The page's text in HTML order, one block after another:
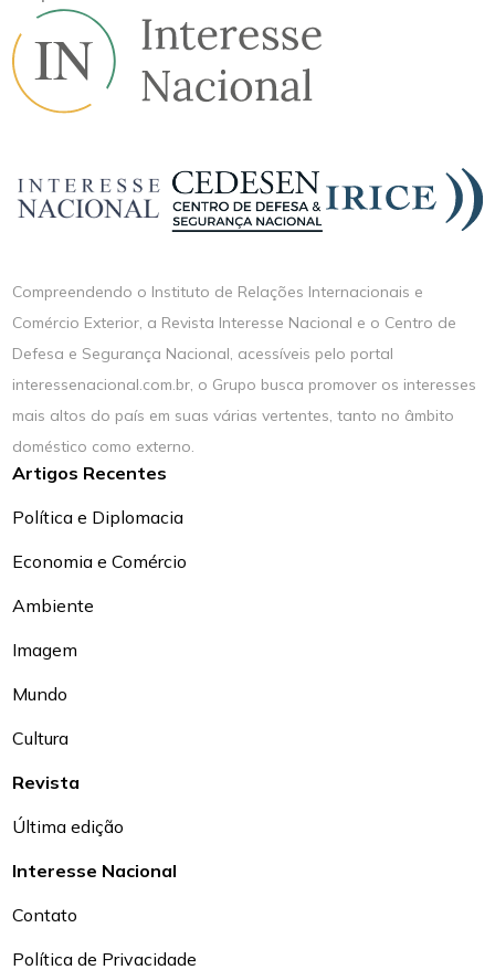
Compreendendo o Instituto de Relações Internacionais e
Comércio Exterior, a Revista Interesse Nacional e o Centro de
Defesa e Segurança Nacional, acessíveis pelo portal
interessenacional.com.br, o Grupo busca promover os interesses
mais altos do país em suas várias vertentes, tanto no âmbito
doméstico como externo.
Artigos Recentes
Política e Diplomacia
Economia e Comércio
Ambiente
Imagem
Mundo
Cultura
Revista
Última edição
Interesse Nacional
Contato
Política de Privacidade